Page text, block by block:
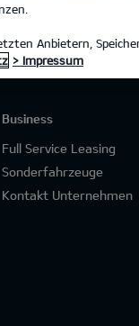
Business
Full Service Leasing
Sonderfahrzeuge
Kontakt Unternehmen
Anbietern,
> Impressum